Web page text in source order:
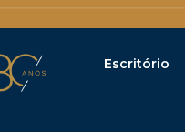
Escritório